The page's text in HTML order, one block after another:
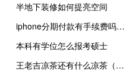
半地下装修如何提亮空间
iphone分期付款有手续费吗（iphone5分期付款）
本科有学位怎么报考硕士
王老吉凉茶还有什么凉茶（王老吉凉茶有什么功效 适宜于哪些人群）